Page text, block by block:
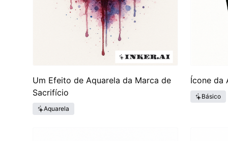
Um Efeito de Aquarela da Marca de
Sacrifício
Aquarela
Ícone da
Básico